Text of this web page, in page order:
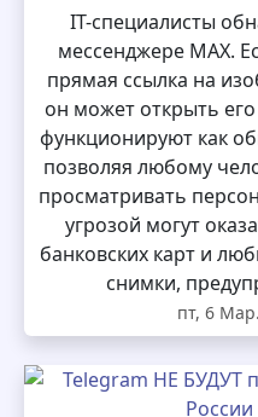
IT-специалисты
мессенджере MAX.
прямая ссылка на
он может открыть
функционируют как
позволяя любому
просматривать
угрозой могут
банковских карт и
снимки,
пт, 6